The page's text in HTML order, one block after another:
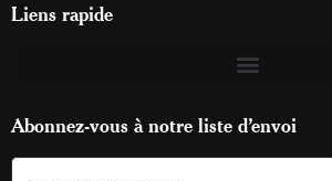
Liens rapide
Abonnez-vous à notre liste d’envoi